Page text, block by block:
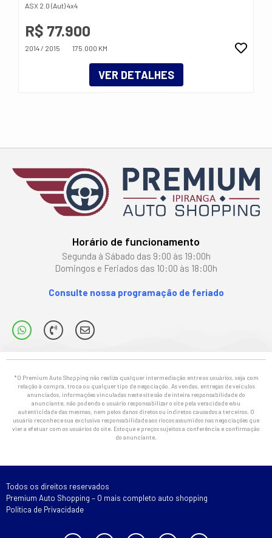
ASX 2.0 (Aut) 4x4
R$ 77.900
2014 / 2015 175.000 KM
VER DETALHES
Horário de funcionamento
Segunda à Sábado das 9:00 às 19:00h
Domingos e Feriados das 10:00 às 18:00h
Consulte nossa programação de feriado
*O Premium Auto Shopping não realiza qualquer intermediação entre os usuários, seja com
relação à compra, troca ou qualquer tipo de negociação. As vendas, entregas de veículos
anunciados, informações vinculadas neste site são de inteira responsabilidade do
anunciante, não podendo o usuário responsabilizar o site pela veracidade e/ou
autenticidade das mesmas, nem pelos danos diretos ou indiretos causados a terceiros. O
usuário reconhece sua exclusiva responsabilidade aos riscos assumidos nas negociações que
vier a efetuar com os usuários do site. Estoque e preços sujeitos a conferência e confirmação
do anunciante.
Todos os direitos reservados
Premium Auto Shopping – O mais completo auto shopping
Política de Privacidade